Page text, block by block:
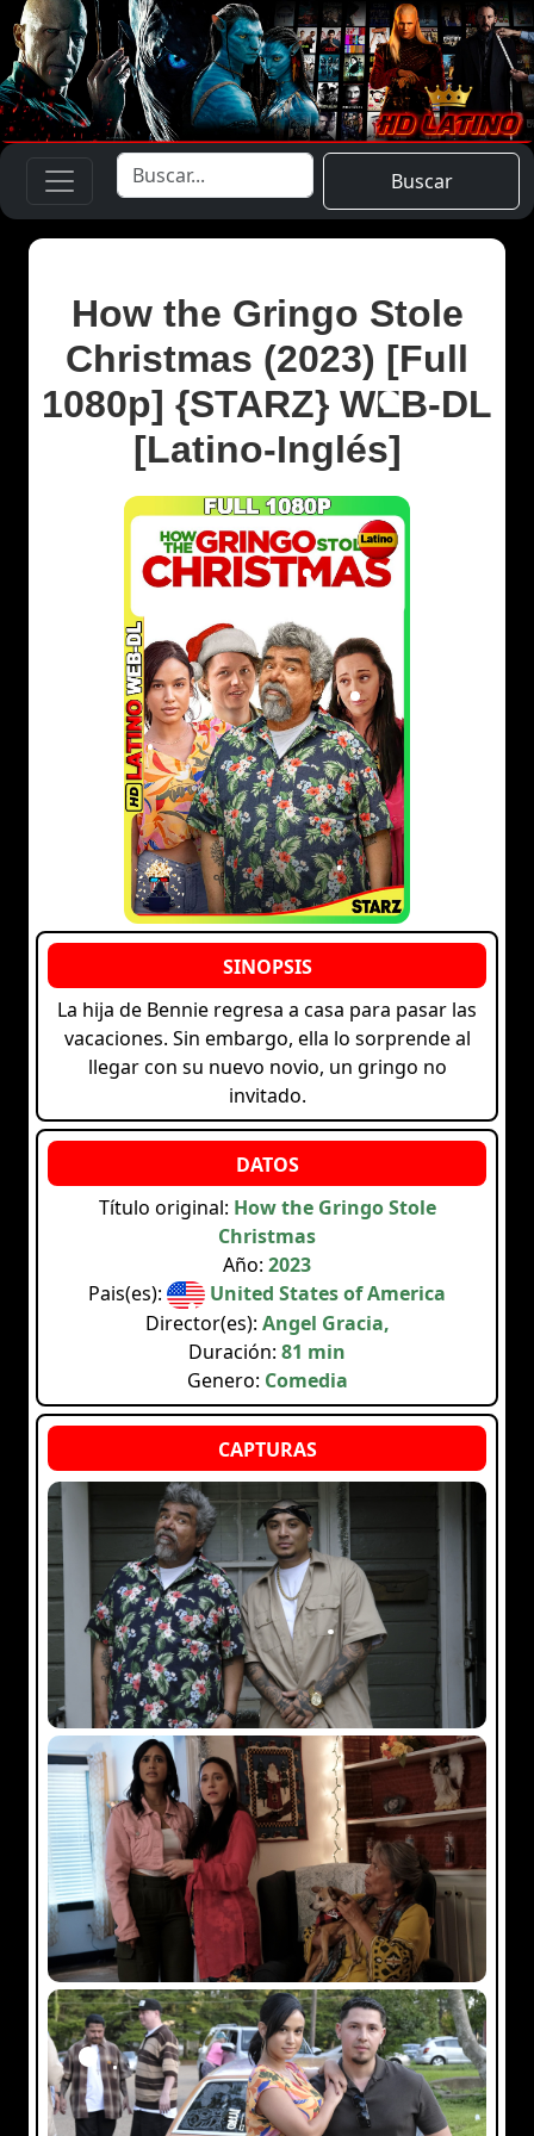
Buscar
How the Gringo Stole
Christmas (2023) [Full
1080p] {STARZ} WEB-DL
[Latino-Inglés]
La hija de Bennie regresa a casa para pasar las
vacaciones. Sin embargo, ella lo sorprende al
llegar con su nuevo novio, un gringo no
invitado.
Título original: How the Gringo Stole
Christmas
Año: 2023
Pais(es):
United States of America
Director(es): Angel Gracia,
Duración: 81 min
Genero: Comedia